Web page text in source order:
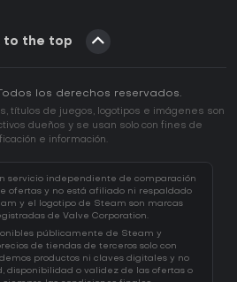
to the top
los derechos reservados.
títulos de juegos, logotipos e imágenes son
dueños y se usan solo con fines de
e información.
servicio independiente de comparación
ofertas y no está afiliado ni respaldado
y el logotipo de Steam son marcas
de Valve Corporation.
públicamente de Steam y
de tiendas de terceros solo con
productos ni claves digitales y no
disponibilidad o validez de las ofertas o